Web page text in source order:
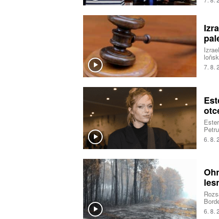
7. 8.
6. 8.
6. 8.